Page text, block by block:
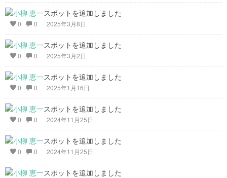
スポットを追加しました
0 0 2025年3月8日
スポットを追加しました
0 0 2025年3月2日
スポットを追加しました
0 0 2025年1月16日
スポットを追加しました
0 0 2024年11月25日
スポットを追加しました
0 0 2024年11月25日
スポットを追加しました